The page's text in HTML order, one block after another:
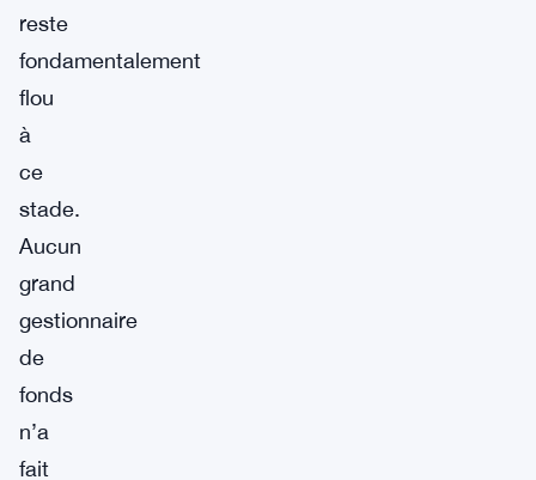
reste
fondamentalement
flou
à
ce
stade.
Aucun
grand
gestionnaire
de
fonds
n’a
fait